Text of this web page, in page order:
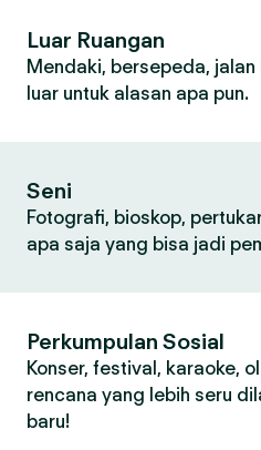
Luar Ruangan
Mendaki, bersepeda,
luar untuk alasan apa pun.
Seni
Fotografi, bioskop,
apa saja yang bisa jadi
Perkumpulan Sosial
Konser, festival, karaoke,
rencana yang lebih seru
baru!